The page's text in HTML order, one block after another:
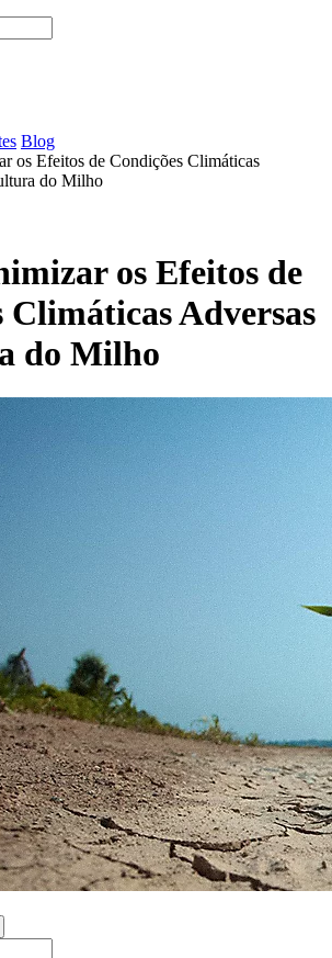
Blog
os Efeitos de Condições Climáticas
do Milho
os Efeitos de
Climáticas Adversas
do Milho